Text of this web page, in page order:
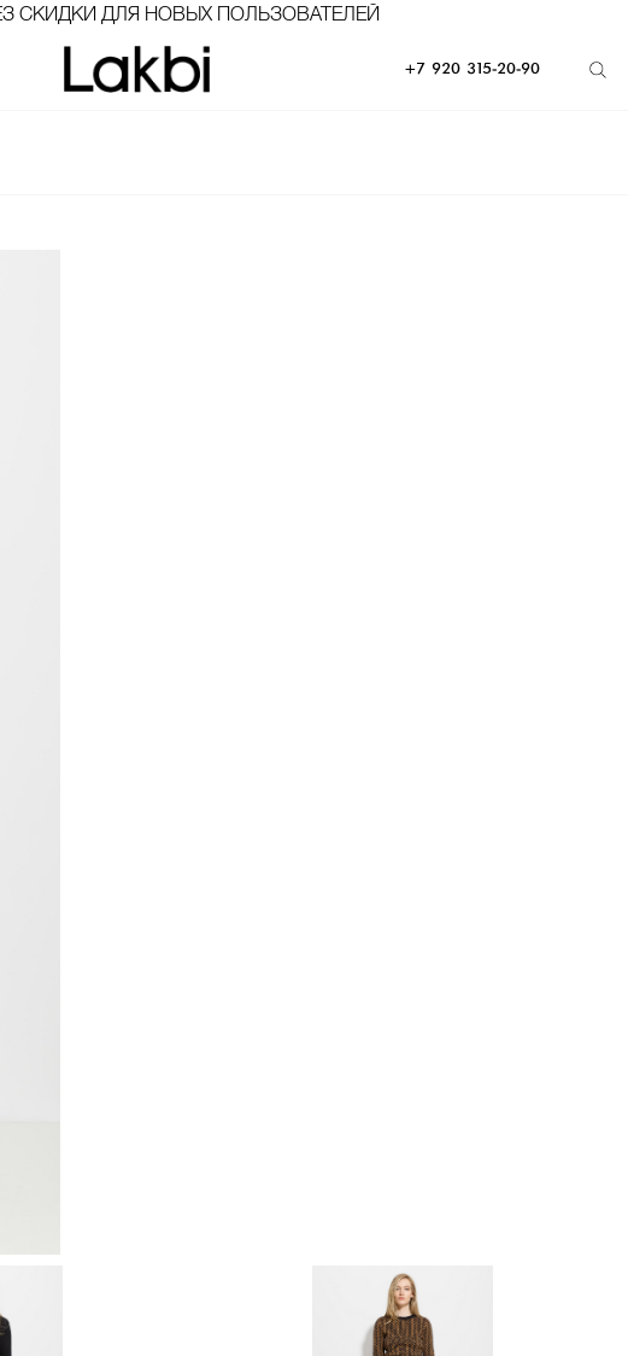
СКИДКИ ДЛЯ НОВЫХ ПОЛЬЗОВАТЕЛЕЙ
+7 920 315-20-90